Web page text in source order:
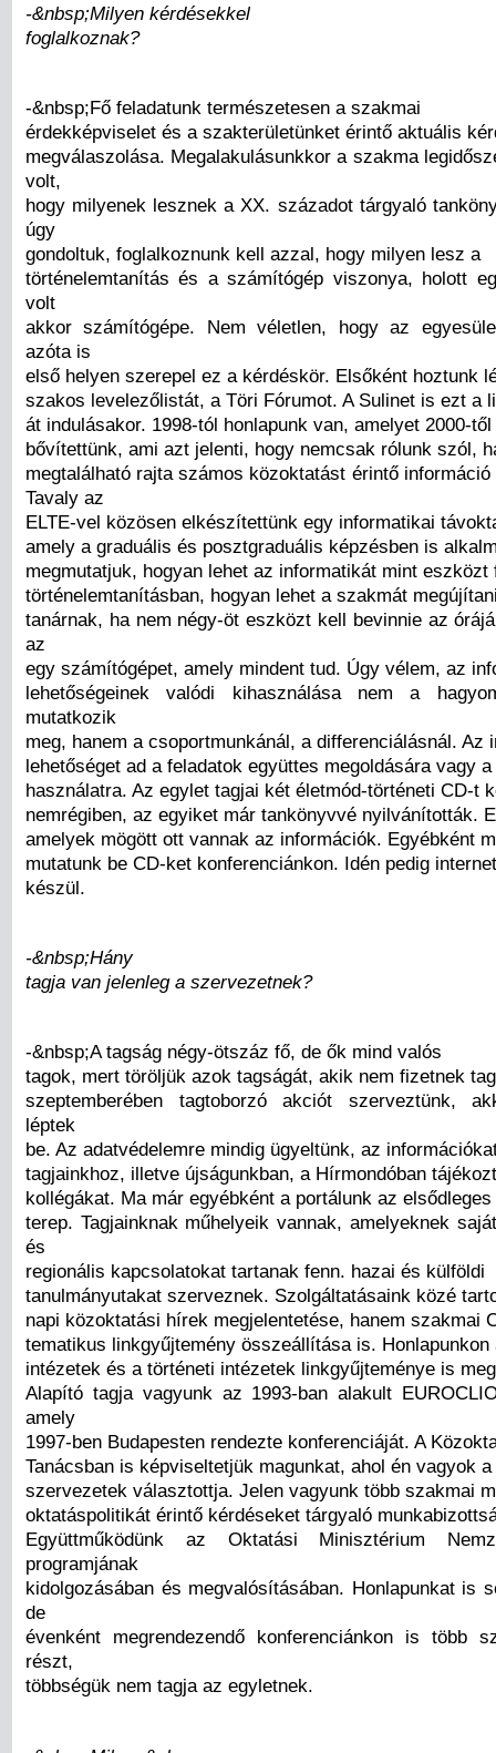
-&nbsp;Milyen kérdésekkel
foglalkoznak?
-&nbsp;Fő feladatunk természetesen a szakmai
érdekképviselet és a szakterületünket érintő aktuális
megválaszolása. Megalakulásunkkor a szakma
volt,
hogy milyenek lesznek a XX. századot tárgyaló
úgy
gondoltuk, foglalkoznunk kell azzal, hogy milyen lesz a
történelemtanítás és a számítógép viszonya, holott
volt
akkor számítógépe. Nem véletlen, hogy az
azóta is
első helyen szerepel ez a kérdéskör. Elsőként hoztunk
szakos levelezőlistát, a Töri Fórumot. A Sulinet is ezt a
át indulásakor. 1998-tól honlapunk van, amelyet 2000-
bővítettünk, ami azt jelenti, hogy nemcsak rólunk szól,
megtalálható rajta számos közoktatást érintő
Tavaly az
ELTE-vel közösen elkészítettünk egy informatikai
amely a graduális és posztgraduális képzésben is
megmutatjuk, hogyan lehet az informatikát mint eszközt
történelemtanításban, hogyan lehet a szakmát
tanárnak, ha nem négy-öt eszközt kell bevinnie az
az
egy számítógépet, amely mindent tud. Úgy vélem, az
lehetőségeinek valódi kihasználása nem a
mutatkozik
meg, hanem a csoportmunkánál, a differenciálásnál. Az
lehetőséget ad a feladatok együttes megoldására vagy
használatra. Az egylet tagjai két életmód-történeti CD-t
nemrégiben, az egyiket már tankönyvvé nyilvánították.
amelyek mögött ott vannak az információk. Egyébként
mutatunk be CD-ket konferenciánkon. Idén pedig
készül.
-&nbsp;Hány
tagja van jelenleg a szervezetnek?
-&nbsp;A tagság négy-ötszáz fő, de ők mind valós
tagok, mert töröljük azok tagságát, akik nem fizetnek
szeptemberében tagtoborzó akciót szerveztünk,
léptek
be. Az adatvédelemre mindig ügyeltünk, az
tagjainkhoz, illetve újságunkban, a Hírmondóban
kollégákat. Ma már egyébként a portálunk az
terep. Tagjainknak műhelyeik vannak, amelyeknek
és
regionális kapcsolatokat tartanak fenn. hazai és külföldi
tanulmányutakat szerveznek. Szolgáltatásaink közé
napi közoktatási hírek megjelentetése, hanem szakmai
tematikus linkgyűjtemény összeállítása is. Honlapunkon
intézetek és a történeti intézetek linkgyűjteménye is
Alapító tagja vagyunk az 1993-ban alakult
amely
1997-ben Budapesten rendezte konferenciáját. A
Tanácsban is képviseltetjük magunkat, ahol én vagyok
szervezetek választottja. Jelen vagyunk több szakmai
oktatáspolitikát érintő kérdéseket tárgyaló
Együttműködünk az Oktatási Minisztérium
programjának
kidolgozásában és megvalósításában. Honlapunkat is
de
évenként megrendezendő konferenciánkon is több
részt,
többségük nem tagja az egyletnek.